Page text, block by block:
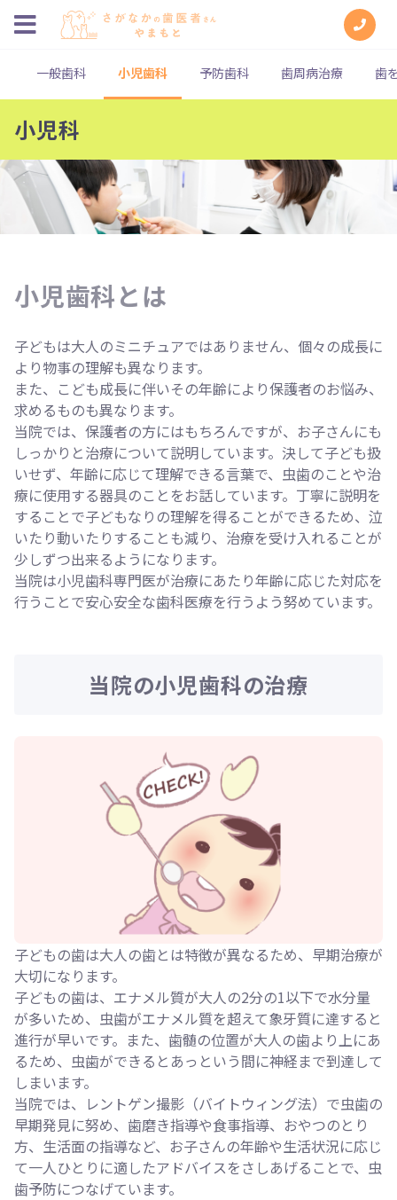
一般歯科 小児歯科 予防歯科 歯周病治療 歯
小児科
小児歯科とは
子どもは大人のミニチュアではありません、個々の成長に
より物事の理解も異なります。
また、こども成長に伴いその年齢により保護者のお悩み、
求めるものも異なります。
当院では、保護者の方にはもちろんですが、お子さんにも
しっかりと治療について説明しています。決して子ども扱
いせず、年齢に応じて理解できる言葉で、虫歯のことや治
療に使用する器具のことをお話しています。丁寧に説明を
することで子どもなりの理解を得ることができるため、泣
いたり動いたりすることも減り、治療を受け入れることが
少しずつ出来るようになります。
当院は小児歯科専門医が治療にあたり年齢に応じた対応を
行うことで安心安全な歯科医療を行うよう努めています。
当院の小児歯科の治療
子どもの歯は大人の歯とは特徴が異なるため、早期治療が
大切になります。
子どもの歯は、エナメル質が大人の2分の1以下で水分量
が多いため、虫歯がエナメル質を超えて象牙質に達すると
進行が早いです。また、歯髄の位置が大人の歯より上にあ
るため、虫歯ができるとあっという間に神経まで到達して
しまいます。
当院では、レントゲン撮影（バイトウィング法）で虫歯の
早期発見に努め、歯磨き指導や食事指導、おやつのとり
方、生活面の指導など、お子さんの年齢や生活状況に応じ
て一人ひとりに適したアドバイスをさしあげることで、虫
歯予防につなげています。